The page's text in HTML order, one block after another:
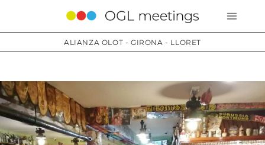
ALIANZA OLOT - GIRONA - LLORET